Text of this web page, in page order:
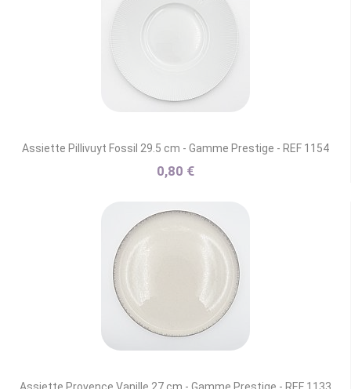
Assiette Pillivuyt Fossil 29.5 cm - Gamme Prestige - REF 1154
0,80 €